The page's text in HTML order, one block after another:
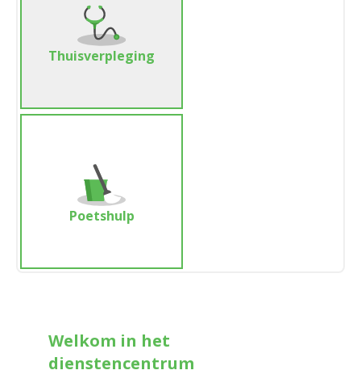
Thuisverpleging
Poetshulp
Welkom in het
dienstencentrum